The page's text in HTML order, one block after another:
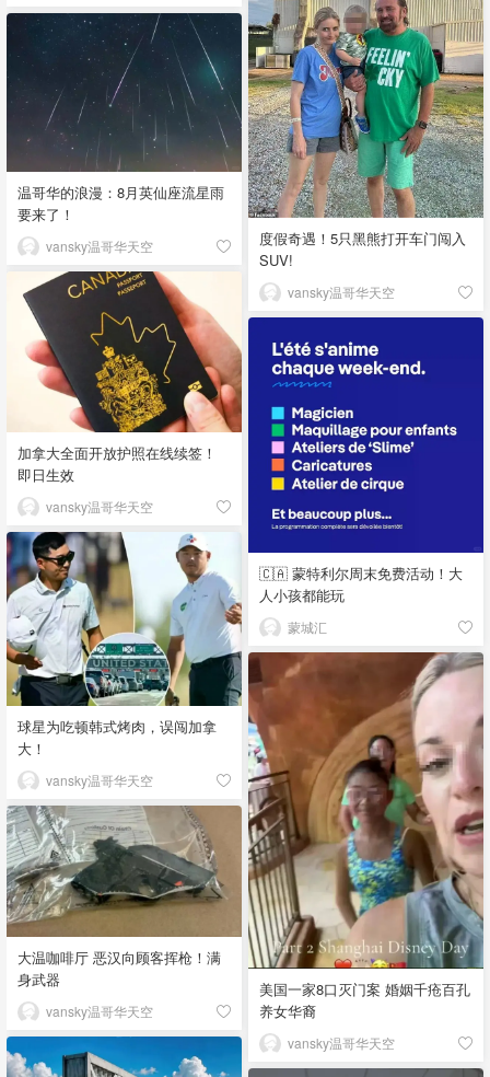
度假奇遇！5只黑熊打开车门闯入
SUV!
vansky温哥华天空
温哥华的浪漫：8月英仙座流星雨
要来了！
vansky温哥华天空
加拿大全面开放护照在线续签！
即日生效
vansky温哥华天空
🇨🇦 蒙特利尔周末免费活动！大
人小孩都能玩
蒙城汇
球星为吃顿韩式烤肉，误闯加拿
大！
vansky温哥华天空
美国一家8口灭门案 婚姻千疮百孔
养女华裔
vansky温哥华天空
大温咖啡厅 恶汉向顾客挥枪！满
身武器
vansky温哥华天空